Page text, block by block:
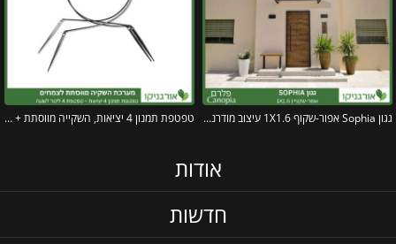
גגון Sophia אפור-שקוף 1X1.6 עיצוב מודרני מבית פלרם – Canopia טפטפת תמנון 4 יציאות, השקייה מווסתת + טפטפת 4 ליטר לשעה
אודות
חדשות